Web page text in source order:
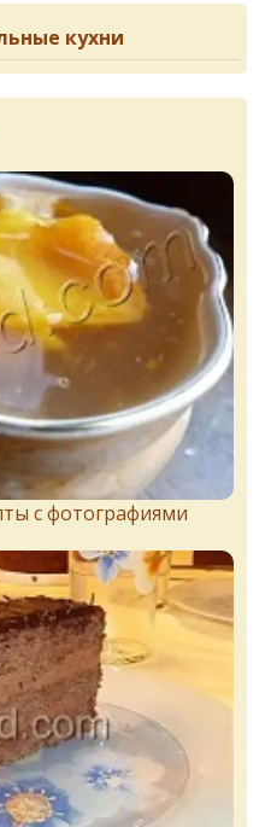
кухни
с фотографиями